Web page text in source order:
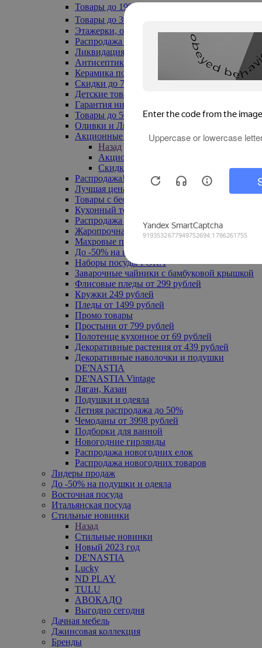
Товары до 199₽
Товары до 399₽
Этажерки, обувницы
Распродажа текстиля до -50%
Ликвидация до -70%
Антисептики
Керамика по 129 руб
Скидки до 70%
Детские товары
Гарантия низкой цены
Товары до 500 руб
Оливки и Лимоны
Акционные товары
Назад
Акционные товары
Скидка 20% по промокоду
Распродажа! Ульяновск до -70%
Лучшая цена
Товары с бесплатной доставкой
Кухонный текстиль
Распродажа до -50%
Жаропрочная посуда
Махровые полотенца
До -50% на ковры
Наборы посуды FORA
Заварочные чайники с бамбуковой крышкой
Флисовые пледы от 299 рублей
Кружки 249 рублей
Пледы от 1499 рублей
Промо товары
Простыни от 799 рублей
Полотенце кухонное от 69 рублей
Декоративные растения от 439 рублей
Декоративные наволочки и подушки
DE'NASTIA
DE'NASTIA Vintage
Ляган, Казан
Подушки и одеяла
Летняя распродажа до 50%
Чемоданы от 3998 рублей
Подборки для ванной
Новогодние гирлянды
Распродажа новогодних елок
Распродажа новогодних товаров
Лидеры продаж
До -50% на подушки и одеяла
Восточная посуда
Итальянская посуда
Стильные новинки
Назад
Стильные новинки
Новый 2023 год
DE'NASTIA
Lucky
ND PLAY
TULU
АВОКАДО
Выгодно сегодня
Дачная мебель
Джинсовая коллекция
Бренды